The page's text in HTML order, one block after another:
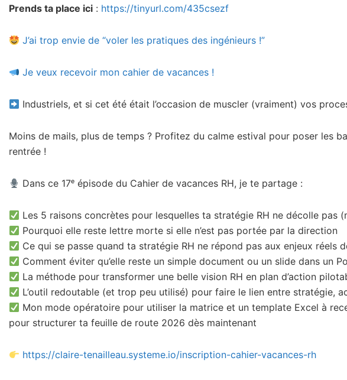
Prends ta place ici : https://tinyurl.com/435csezf
J’ai trop envie de “voler les pratiques des ingénieurs !”
Je veux recevoir mon cahier de vacances !
Industriels, et si cet été était l’occasion de muscler (vraiment) vos
Moins de mails, plus de temps ? Profitez du calme estival pour poser les
rentrée !
Dans ce 17ᵉ épisode du Cahier de vacances RH, je te partage :
Les 5 raisons concrètes pour lesquelles ta stratégie RH ne décolle pas
Pourquoi elle reste lettre morte si elle n’est pas portée par la direction
Ce qui se passe quand ta stratégie RH ne répond pas aux enjeux réels
Comment éviter qu’elle reste un simple document ou un slide dans un
La méthode pour transformer une belle vision RH en plan d’action
L’outil redoutable (et trop peu utilisé) pour faire le lien entre stratégie,
Mon mode opératoire pour utiliser la matrice et un template Excel à
pour structurer ta feuille de route 2026 dès maintenant
https://claire-tenailleau.systeme.io/inscription-cahier-vacances-rh